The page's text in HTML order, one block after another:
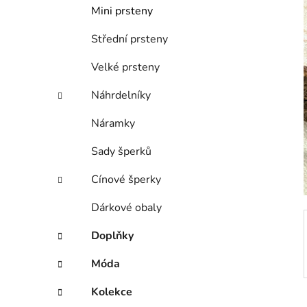
l
Mini prsteny
Střední prsteny
Velké prsteny
Náhrdelníky
Náramky
Sady šperků
Cínové šperky
Dárkové obaly
Doplňky
Móda
Kolekce